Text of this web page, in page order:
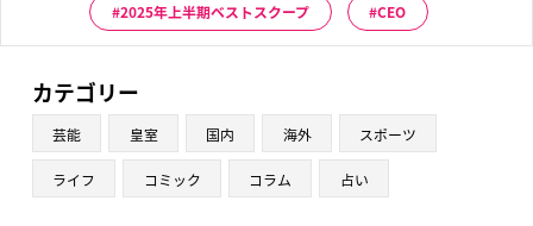
2025年上半期ベストスクープ CEO
カテゴリー
芸能 皇室 国内 海外 スポーツ
ライフ コミック コラム 占い